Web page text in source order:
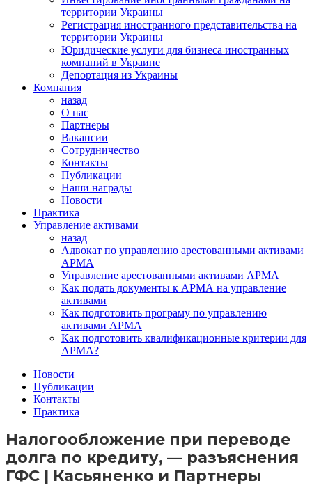
территории Украины
Регистрация иностранного представительства на
территории Украины
Юридические услуги для бизнеса иностранных
компаний в Украине
Депортация из Украины
Компания
назад
О нас
Партнеры
Вакансии
Сотрудничество
Контакты
Публикации
Наши награды
Новости
Практика
Управление активами
назад
Адвокат по управлению арестованными активами
АРМА
Управление арестованными активами АРМА
Как подать документы к АРМА на управление
активами
Как подготовить програму по управлению
активами АРМА
Как подготовить квалификационные критерии для
АРМА?
Новости
Публикации
Контакты
Практика
Налогообложение при переводе
долга по кредиту, — разъяснения
ГФС | Касьяненко и Партнеры